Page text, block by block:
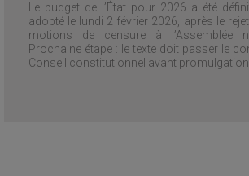
Le budget de l’État pour 2026 a été
adopté le lundi 2 février 2026, après le
motions de censure à l’Assemblée
Prochaine étape : le texte doit passer le
Conseil constitutionnel avant promulgation.